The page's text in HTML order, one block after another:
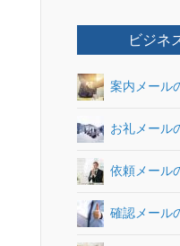
ビジネ
案内メール
お礼メール
依頼メール
確認メール